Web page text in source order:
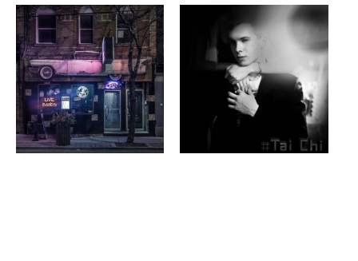
Música de fondo
para video epica, de
aventura
Música de fondo
para video o
videojuegos de terror